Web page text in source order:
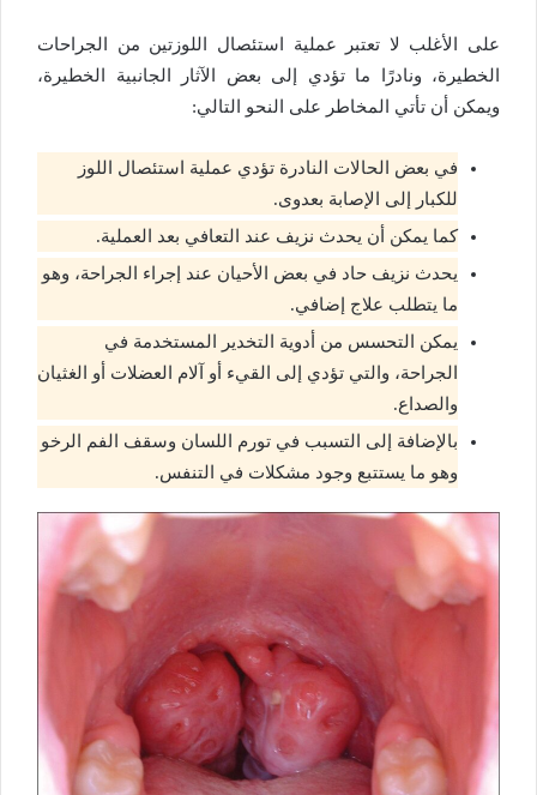
على الأغلب لا تعتبر عملية استئصال اللوزتين من الجراحات
الخطيرة، ونادرًا ما تؤدي إلى بعض الآثار الجانبية الخطيرة،
ويمكن أن تأتي المخاطر على النحو التالي:
في بعض الحالات النادرة تؤدي عملية استئصال اللوز
للكبار إلى الإصابة بعدوى.
كما يمكن أن يحدث نزيف عند التعافي بعد العملية.
يحدث نزيف حاد في بعض الأحيان عند إجراء الجراحة، وهو
ما يتطلب علاج إضافي.
يمكن التحسس من أدوية التخدير المستخدمة في
الجراحة، والتي تؤدي إلى القيء أو آلام العضلات أو الغثيان
والصداع.
بالإضافة إلى التسبب في تورم اللسان وسقف الفم الرخو
وهو ما يستتبع وجود مشكلات في التنفس.